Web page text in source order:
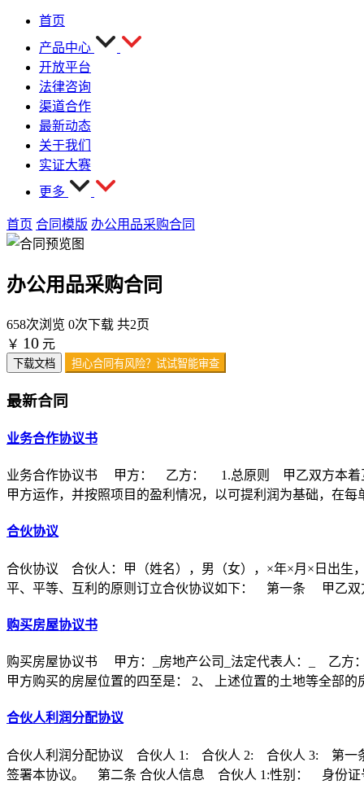
首页
产品中心
开放平台
法律咨询
渠道合作
最新动态
关于我们
实证大赛
更多
首页 合同模版 办公用品采购合同
办公用品采购合同
658次浏览 0次下载 共2页
￥ 10 元
下载文档 担心合同有风险？试试智能审查
最新合同
业务合作协议书
业务合作协议书 甲方： 乙方： 1.总原则 甲乙双方本着互
甲方运作，并按照项目的盈利情况，以可提利润为基础，在每
合伙协议
合伙协议 合伙人：甲（姓名），男（女），×年×月×日出
平、平等、互利的原则订立合伙协议如下： 第一条 甲乙双
购买房屋协议书
购买房屋协议书 甲方：_房地产公司_法定代表人：_ 乙方
甲方购买的房屋位置的四至是： 2、 上述位置的土地等全部的
合伙人利润分配协议
合伙人利润分配协议 合伙人 1: 合伙人 2: 合伙人 3: 第一条
签署本协议。 第二条 合伙人信息 合伙人 1:性别： 身份